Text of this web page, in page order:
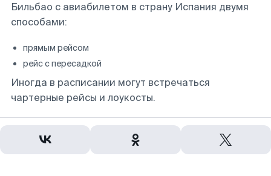
Бильбао с авиабилетом в страну Испания двумя
способами:
прямым рейсом
рейс с пересадкой
Иногда в расписании могут встречаться
чартерные рейсы и лоукосты.